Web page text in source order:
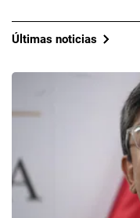
Últimas noticias